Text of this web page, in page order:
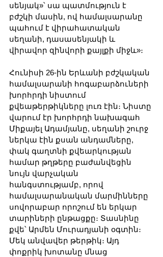
սենյակ»՝ սա պատմություն է
բժշկի մասին, ով համալսարանը
պահում է վիրահատական
սեղանի, դասասենյակի և
վիրավոր զինվորի քայլքի միջև»։
Հունիսի 26-ին Երևանի բժշկական
համալսարանի հոգաբարձուների
խորհրդի նիստում
քվեաթերթիկները լուռ էին։ Նիստը
վարում էր խորհրդի նախագահ
Միքայել Ադամյանը, սեղանի շուրջ
ներկա էին քսան անդամները,
փակ գաղտնի քվեարկության
համար թղթերը բաժանվեցին
նույն վարչական
հանգստությամբ, որով
համալսարանական մարմինները
սովորաբար որոշում են երկար
տարիների ընթացքը։ Տասնինը
քվե՝ Արմեն Մուրադյանի օգտին։
Մեկ անվավեր թերթիկ։ Այդ
փոքրիկ խոտանը մնաց